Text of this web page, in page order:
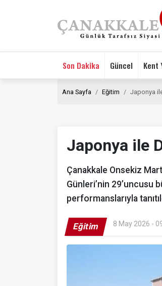
Son Dakika Güncel Kent
Ana Sayfa Eğitim Japonya
Japonya ile
Çanakkale Onsekiz
Günleri’nin
performanslarıyla
Eğitim 8 May 2026 -